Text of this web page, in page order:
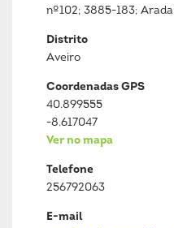
nº102; 3885-183; Arada
Distrito
Aveiro
Coordenadas GPS
40.899555
-8.617047
Ver no mapa
Telefone
256792063
E-mail